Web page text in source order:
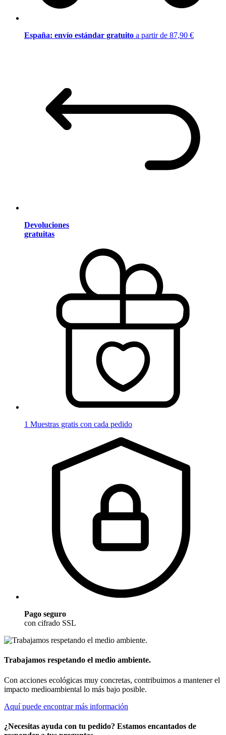
España: envío estándar gratuito a partir de 87,90 €
Devoluciones
gratuitas
1 Muestras gratis con cada pedido
Pago seguro
con cifrado SSL
Trabajamos respetando el medio ambiente.
Con acciones ecológicas muy concretas, contribuimos a mantener el
impacto medioambiental lo más bajo posible.
Aquí puede encontrar más información
¿Necesitas ayuda con tu pedido? Estamos encantados de